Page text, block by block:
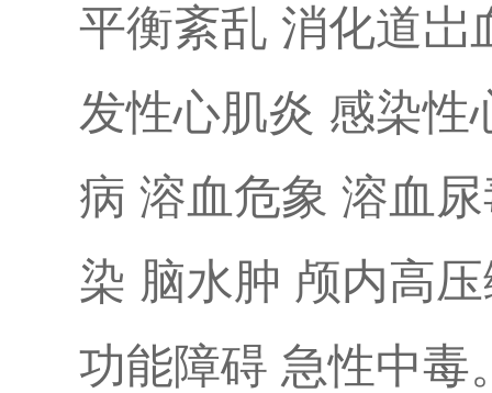
平衡紊乱 消化道岀
发性心肌炎 感染性
病 溶血危象 溶血
染 脑水肿 颅内高
功能障碍 急性中毒